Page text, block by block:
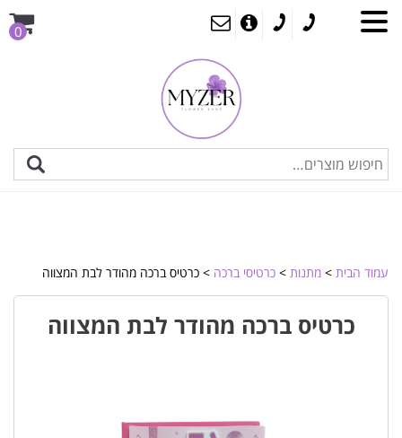
0
עמוד הבית > מתנות > כרטיסי ברכה > כרטיס ברכה מהודר לבת המצווה
כרטיס ברכה מהודר לבת המצווה